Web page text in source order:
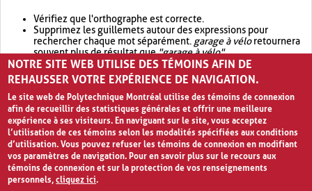
Vérifiez que l'orthographe est correcte.
Supprimez les guillemets autour des expressions pour
rechercher chaque mot séparément. garage à véloretournera
souvent plus de résultat que"garage à vélo".
Envisagez d'élargir votre recherche avec OR.garage OR vélo
retournera souvent plus de résultat quegarage à vélo
NOTRE SITE WEB UTILISE DES TÉMOINS AFIN DE
REHAUSSER VOTRE EXPÉRIENCE DE NAVIGATION.
Le site web de Polytechnique Montréal utilise des témoins de connexion
afin de recueillir des statistiques générales et offrir une meilleure
expérience à ses visiteurs. En naviguant sur le site, vous acceptez
l’utilisation de ces témoins selon les modalités spécifiées aux conditions
d’utilisation. Vous pouvez refuser les témoins de connexion en modifiant
vos paramètres de navigation. Pour en savoir plus sur le recours aux
témoins de connexion et sur la protection de vos renseignements
personnels,cliquez ici.